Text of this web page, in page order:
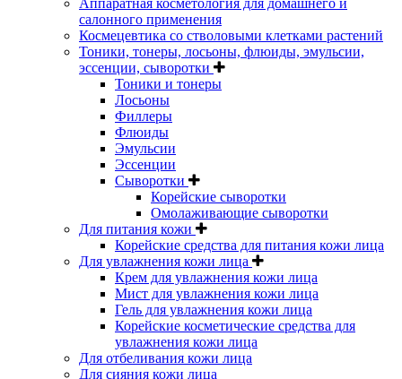
салонного применения
Космецевтика со стволовыми клетками растений
Тоники, тонеры, лосьоны, флюиды, эмульсии,
эссенции, сыворотки
Тоники и тонеры
Лосьоны
Филлеры
Флюиды
Эмульсии
Эссенции
Сыворотки
Корейские сыворотки
Омолаживающие сыворотки
Для питания кожи
Корейские средства для питания кожи лица
Для увлажнения кожи лица
Крем для увлажнения кожи лица
Мист для увлажнения кожи лица
Гель для увлажнения кожи лица
Корейские косметические средства для
увлажнения кожи лица
Для отбеливания кожи лица
Для сияния кожи лица